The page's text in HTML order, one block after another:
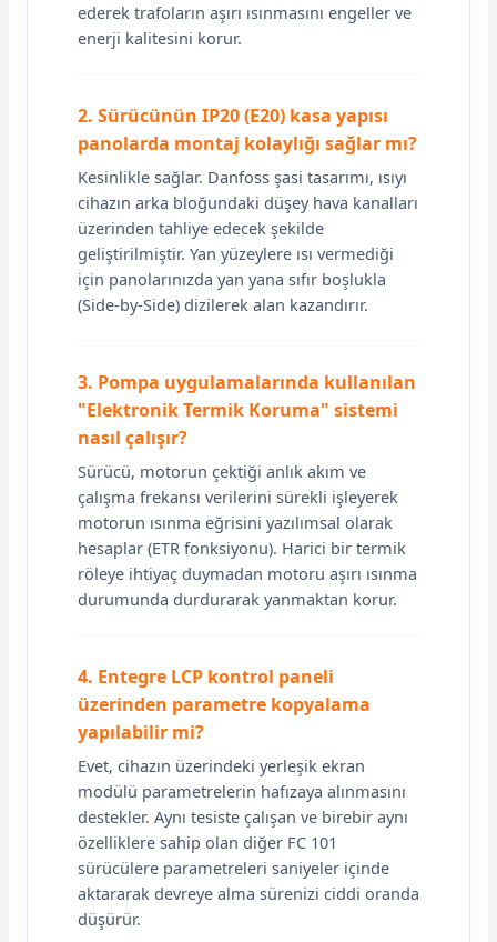
ederek trafoların aşırı ısınmasını engeller ve
enerji kalitesini korur.
2. Sürücünün IP20 (E20) kasa yapısı
panolarda montaj kolaylığı sağlar mı?
Kesinlikle sağlar. Danfoss şasi tasarımı, ısıyı
cihazın arka bloğundaki düşey hava kanalları
üzerinden tahliye edecek şekilde
geliştirilmiştir. Yan yüzeylere ısı vermediği
için panolarınızda yan yana sıfır boşlukla
(Side-by-Side) dizilerek alan kazandırır.
3. Pompa uygulamalarında kullanılan
"Elektronik Termik Koruma" sistemi
nasıl çalışır?
Sürücü, motorun çektiği anlık akım ve
çalışma frekansı verilerini sürekli işleyerek
motorun ısınma eğrisini yazılımsal olarak
hesaplar (ETR fonksiyonu). Harici bir termik
röleye ihtiyaç duymadan motoru aşırı ısınma
durumunda durdurarak yanmaktan korur.
4. Entegre LCP kontrol paneli
üzerinden parametre kopyalama
yapılabilir mi?
Evet, cihazın üzerindeki yerleşik ekran
modülü parametrelerin hafızaya alınmasını
destekler. Aynı tesiste çalışan ve birebir aynı
özelliklere sahip olan diğer FC 101
sürücülere parametreleri saniyeler içinde
aktararak devreye alma sürenizi ciddi oranda
düşürür.